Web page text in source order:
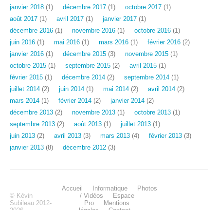
janvier 2018 (1) décembre 2017 (1) octobre 2017 (1)
août 2017 (1) avril 2017 (1) janvier 2017 (1)
décembre 2016 (1) novembre 2016 (1) octobre 2016 (1)
juin 2016 (1) mai 2016 (1) mars 2016 (1) février 2016 (2)
janvier 2016 (1) décembre 2015 (3) novembre 2015 (1)
octobre 2015 (1) septembre 2015 (2) avril 2015 (1)
février 2015 (1) décembre 2014 (2) septembre 2014 (1)
juillet 2014 (2) juin 2014 (1) mai 2014 (2) avril 2014 (2)
mars 2014 (1) février 2014 (2) janvier 2014 (2)
décembre 2013 (2) novembre 2013 (1) octobre 2013 (1)
septembre 2013 (2) août 2013 (1) juillet 2013 (1)
juin 2013 (2) avril 2013 (3) mars 2013 (4) février 2013 (3)
janvier 2013 (8) décembre 2012 (3)
© Kévin
Subileau 2012-
Accueil Informatique
Photos
/ Vidéos
Espace
Pro
Mentions